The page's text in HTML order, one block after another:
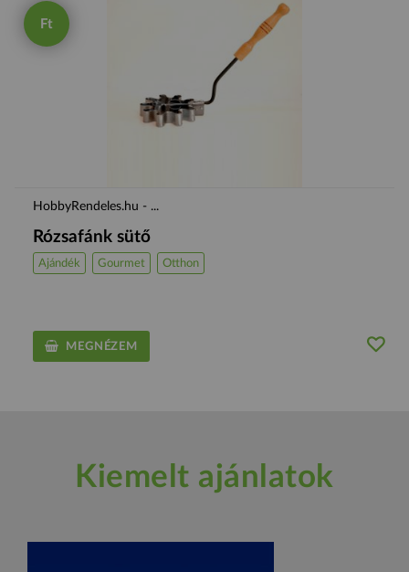
Ft
HobbyRendeles.hu - ...
Rózsafánk sütő
Ajándék Gourmet Otthon
MEGNÉZEM
Kiemelt ajánlatok